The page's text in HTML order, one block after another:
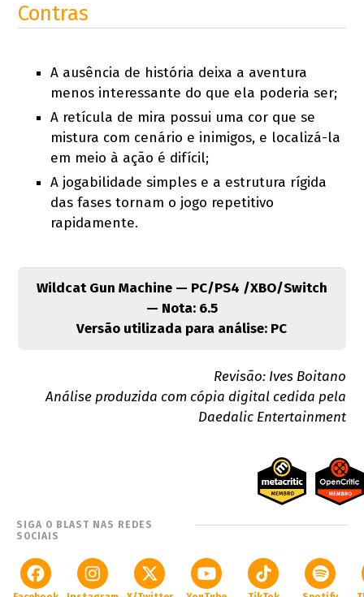
Contras
A ausência de história deixa a aventura
menos interessante do que ela poderia ser;
A retícula de mira possui uma cor que se
mistura com cenário e inimigos, e localizá-la
em meio à ação é difícil;
A jogabilidade simples e a estrutura rígida
das fases tornam o jogo repetitivo
rapidamente.
Wildcat Gun Machine — PC/PS4 /XBO/Switch
— Nota: 6.5
Versão utilizada para análise: PC
Revisão: Ives Boitano
Análise produzida com cópia digital cedida pela
Daedalic Entertainment
SIGA O BLAST NAS REDES
SOCIAIS